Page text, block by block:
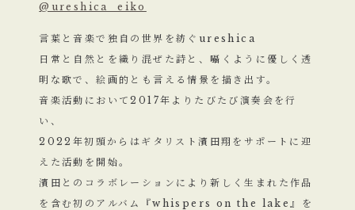
@ureshica_eiko
言葉と音楽で独自の世界を紡ぐureshica
日常と自然とを織り混ぜた詩と、囁くように優しく透
明な歌で、絵画的とも言える情景を描き出す。
音楽活動において2017年よりたびたび演奏会を行
い、
2022年初頭からはギタリスト濱田翔をサポートに迎
えた活動を開始。
濱田とのコラボレーションにより新しく生まれた作品
を含む初のアルバム『whispers on the lake』を